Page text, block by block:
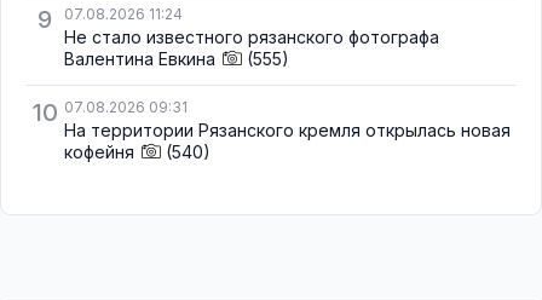
9 07.08.2026 11:24
Не стало известного рязанского фотографа
Валентина Евкина
(555)
10 07.08.2026 09:31
На территории Рязанского кремля открылась новая
кофейня
(540)